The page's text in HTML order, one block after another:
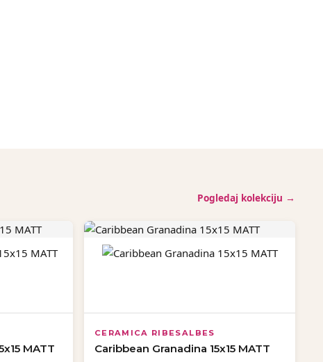
Pogledaj kolekciju →
MATT
CERAMICA RIBESALBES
Caribbean Granadina 15x15 MATT